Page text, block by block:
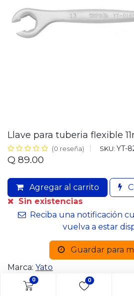
0 0
Llave para tuberia flexible
(0 reseña) SKU: YT-
Q 89.00
Agregar al carrito
Sin existencias
Reciba una notificación
vuelva a estar
Guardar para
Marca: Yato